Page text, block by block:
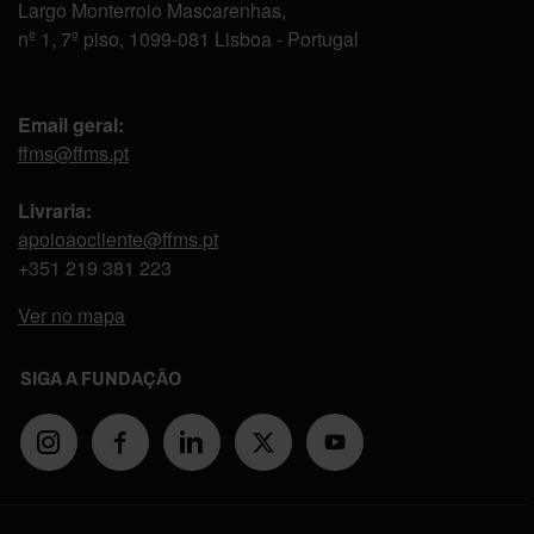
Largo Monterroio Mascarenhas,
nº 1, 7º piso, 1099-081 Lisboa - Portugal
Email geral:
ffms@ffms.pt
Livraria:
apoioaocliente@ffms.pt
+351 219 381 223
Ver no mapa
SIGA A FUNDAÇÃO